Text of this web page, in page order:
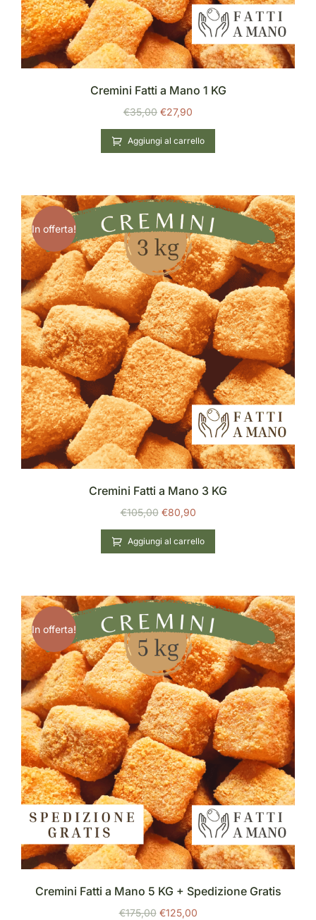
Cremini Fatti a Mano 1 KG
€35,00 €27,90
Aggiungi al carrello
In offerta!
Cremini Fatti a Mano 3 KG
€105,00 €80,90
Aggiungi al carrello
In offerta!
Cremini Fatti a Mano 5 KG + Spedizione Gratis
€175,00 €125,00